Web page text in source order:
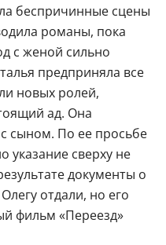
беспричинные сцены
романы, пока
с женой сильно
предприняла все
новых ролей,
ад. Она
с сыном. По ее просьбе
указание сверху не
документы о
отдали, но его
фильм «Переезд»